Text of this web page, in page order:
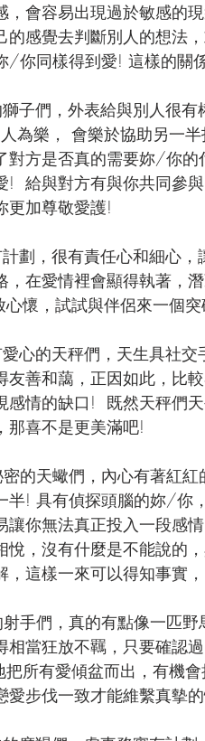
，會容易出現過於敏感的
的感覺去判斷別人的想法
/你同樣得到愛! 這樣的關
子們，外表給與別人很
為樂， 會樂於協助另一
對方是否真的需要妳/你
!  給與對方有與你共同參
更加尊敬愛護!
劃，很有責任心和細心
，在愛情裡會顯得執著，
懷，試試與伴侶來一個
心的天秤們，天生具社
友善和藹，正因如此，比
感情的缺口!  既然天秤們
那喜不是更美滿吧!
的天蠍們，內心有著紅
半! 具有偵探頭腦的妳/你
讓你無法真正投入一段感
悅，沒有什麼是不能說的
，這樣一來可以得知事實
手們，真的有點像一匹
相當狂放不羈，只要確認
所有愛傾盆而出，有機
愛步伐一致才能維繫真摰